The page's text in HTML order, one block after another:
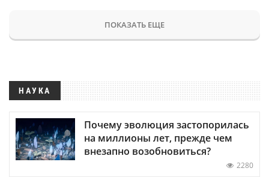
ПОКАЗАТЬ ЕЩЕ
НАУКА
Почему эволюция застопорилась
на миллионы лет, прежде чем
внезапно возобновиться?
2280